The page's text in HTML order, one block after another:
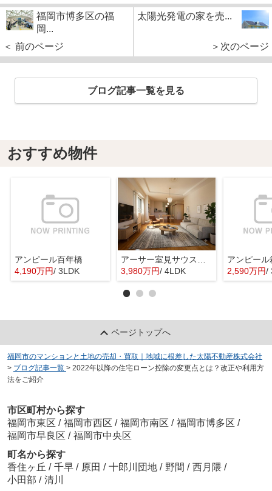
福岡市博多区の福
岡...
＜ 前のページ
太陽光発電の家を売...
＞次のページ
ブログ記事一覧を見る
おすすめ物件
アンピール百年橋
4,190万円/ 3LDK
アーサー室見サウスステージ
3,980万円/ 4LDK
アンピール
2,590万円/
ページトップへ
福岡市のマンションと土地の売却・買取｜地域に根差した太陽不動産株式会社
> ブログ記事一覧 > 2022年以降の住宅ローン控除の変更点とは？改正や利用方
法をご紹介
市区町村から探す
福岡市東区 / 福岡市西区 / 福岡市南区 / 福岡市博多区 /
福岡市早良区 / 福岡市中央区
町名から探す
香住ヶ丘 / 千早 / 原田 / 十郎川団地 / 野間 / 西月隈 /
小田部 / 清川